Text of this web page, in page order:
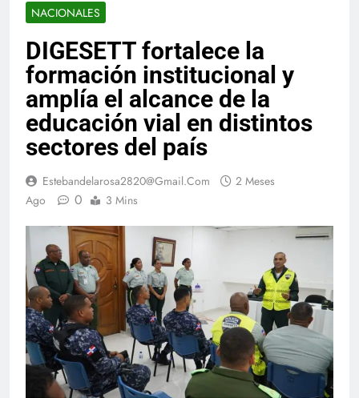
NACIONALES
DIGESETT fortalece la
formación institucional y
amplía el alcance de la
educación vial en distintos
sectores del país
Estebandelarosa2820@gmail.com
2 Meses
Ago
0 3 Mins